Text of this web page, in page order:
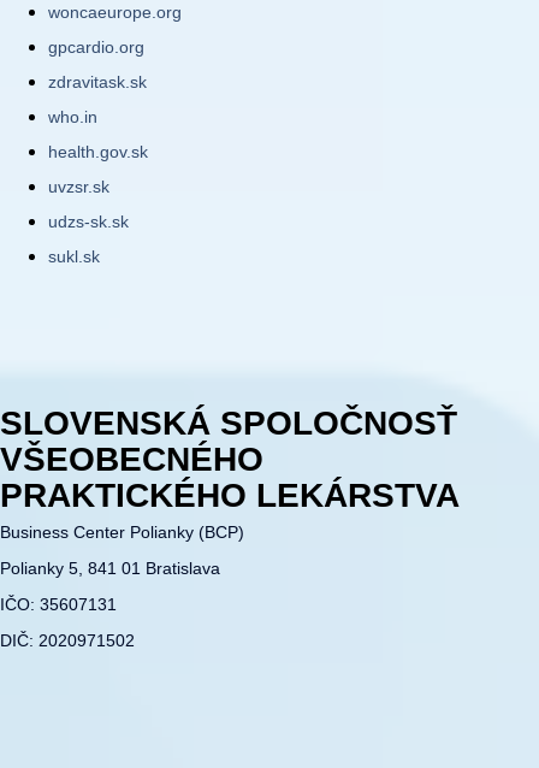
woncaeurope.org
gpcardio.org
zdravitask.sk
who.in
health.gov.sk
uvzsr.sk
udzs-sk.sk
sukl.sk
SLOVENSKÁ SPOLOČNOSŤ
VŠEOBECNÉHO
PRAKTICKÉHO LEKÁRSTVA
Business Center Polianky (BCP)
Polianky 5, 841 01 Bratislava
IČO: 35607131
DIČ: 2020971502